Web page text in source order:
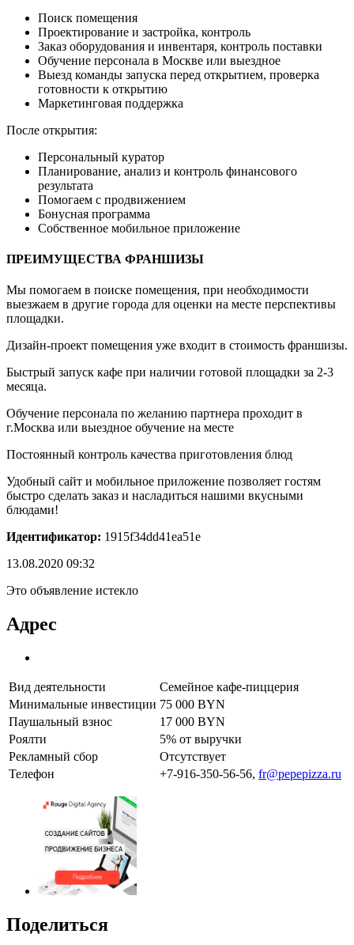
Поиск помещения
Проектирование и застройка, контроль
Заказ оборудования и инвентаря, контроль поставки
Обучение персонала в Москве или выездное
Выезд команды запуска перед открытием, проверка
готовности к открытию
Маркетинговая поддержка
После открытия:
Персональный куратор
Планирование, анализ и контроль финансового
результата
Помогаем с продвижением
Бонусная программа
Собственное мобильное приложение
ПРЕИМУЩЕСТВА ФРАНШИЗЫ
Мы помогаем в поиске помещения, при необходимости
выезжаем в другие города для оценки на месте перспективы
площадки.
Дизайн-проект помещения уже входит в стоимость франшизы.
Быстрый запуск кафе при наличии готовой площадки за 2-3
месяца.
Обучение персонала по желанию партнера проходит в
г.Москва или выездное обучение на месте
Постоянный контроль качества приготовления блюд
Удобный сайт и мобильное приложение позволяет гостям
быстро сделать заказ и насладиться нашими вкусными
блюдами!
Идентификатор: 1915f34dd41ea51e
13.08.2020 09:32
Это объявление истекло
Адрес
Вид деятельности
Семейное кафе-пиццерия
Минимальные инвестиции 75 000 BYN
Паушальный взнос
17 000 BYN
Роялти
5% от выручки
Рекламный сбор
Отсутствует
Телефон
+7-916-350-56-56, fr@pepepizza.ru
Поделиться